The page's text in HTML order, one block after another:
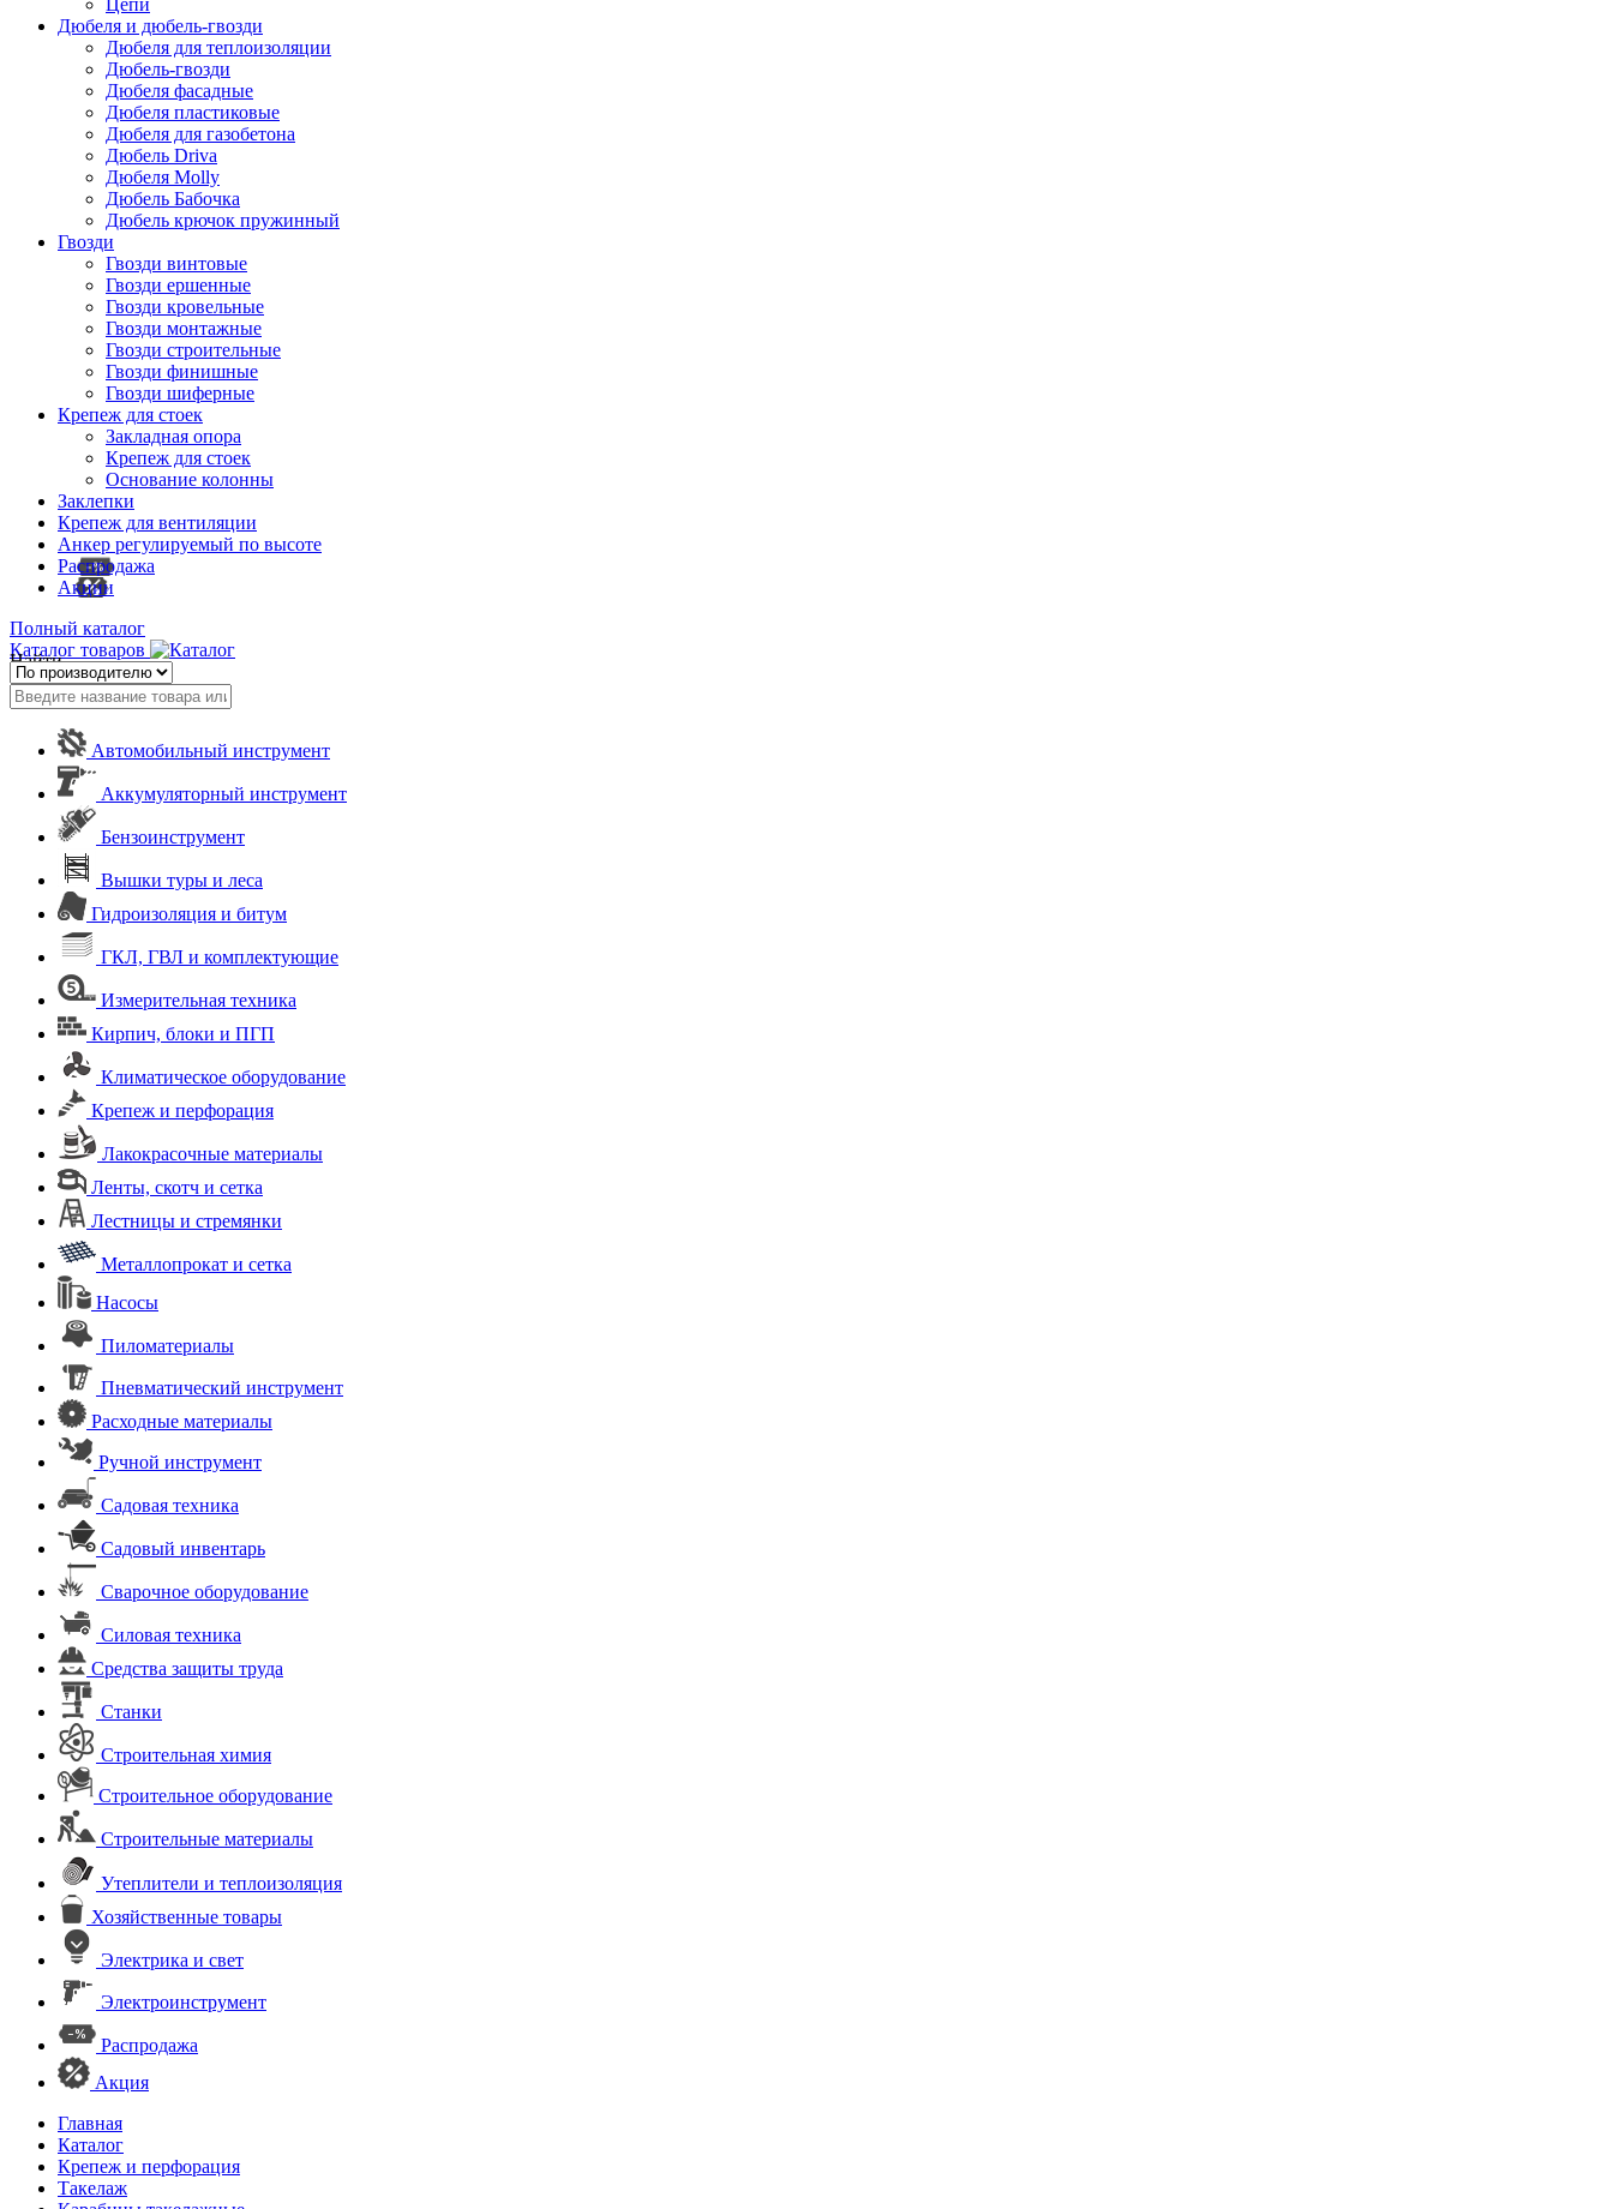
Цепи
Дюбеля и дюбель-гвозди
Дюбеля для теплоизоляции
Дюбель-гвозди
Дюбеля фасадные
Дюбеля пластиковые
Дюбеля для газобетона
Дюбель Driva
Дюбеля Molly
Дюбель Бабочка
Дюбель крючок пружинный
Гвозди
Гвозди винтовые
Гвозди ершенные
Гвозди кровельные
Гвозди монтажные
Гвозди строительные
Гвозди финишные
Гвозди шиферные
Крепеж для стоек
Закладная опора
Крепеж для стоек
Основание колонны
Заклепки
Крепеж для вентиляции
Анкер регулируемый по высоте
Распродажа
Акции
Полный каталог
Каталог товаров
Найти
Автомобильный инструмент
Аккумуляторный инструмент
Бензоинструмент
Вышки туры и леса
Гидроизоляция и битум
ГКЛ, ГВЛ и комплектующие
Измерительная техника
Кирпич, блоки и ПГП
Климатическое оборудование
Крепеж и перфорация
Лакокрасочные материалы
Ленты, скотч и сетка
Лестницы и стремянки
Металлопрокат и сетка
Насосы
Пиломатериалы
Пневматический инструмент
Расходные материалы
Ручной инструмент
Садовая техника
Садовый инвентарь
Сварочное оборудование
Силовая техника
Средства защиты труда
Станки
Строительная химия
Строительное оборудование
Строительные материалы
Утеплители и теплоизоляция
Хозяйственные товары
Электрика и свет
Электроинструмент
Распродажа
Акция
Главная
Каталог
Крепеж и перфорация
Такелаж